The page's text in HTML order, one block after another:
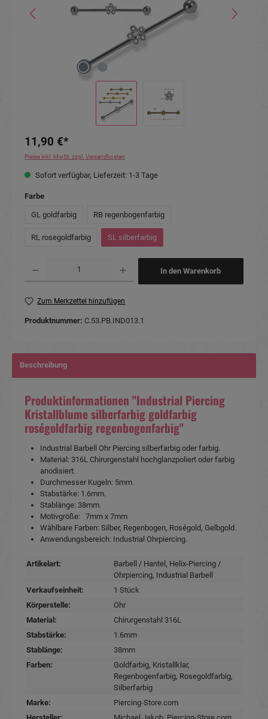
11,90 €*
Preise inkl. MwSt. zzgl. Versandkosten
Sofort verfügbar, Lieferzeit: 1-3 Tage
Farbeauswählen
GL goldfarbig RB regenbogenfarbig
RL rosegoldfarbig SL silberfarbig
In den Warenkorb
Zum Merkzettel hinzufügen
Produktnummer: C.53.PB.IND013.1
Beschreibung
Produktinformationen "Industrial Piercing
Kristallblume silberfarbig goldfarbig
roségoldfarbig regenbogenfarbig"
Industrial Barbell Ohr Piercing silberfarbig oder farbig.
Material: 316L Chirurgenstahl hochglanzpoliert oder farbig
anodisiert.
Durchmesser Kugeln: 5mm.
Stabstärke: 1.6mm.
Stablänge: 38mm.
Motivgröße: 7mm x 7mm
Wählbare Farben: Silber, Regenbogen, Roségold, Gelbgold.
Anwendungsbereich: Industrial Ohrpiercing.
Artikelart: Barbell / Hantel , Helix-Piercing /
Ohrpiercing, Industrial Barbell
Verkaufseinheit:
1 Stück
Körperstelle:
Ohr
Material:
Chirurgenstahl 316L
Stabstärke:
1.6mm
Stablänge:
38mm
Farben:
Goldfarbig, Kristallklar,
Regenbogenfarbig, Rosegoldfarbig,
Silberfarbig
Marke:
Piercing-Store.com